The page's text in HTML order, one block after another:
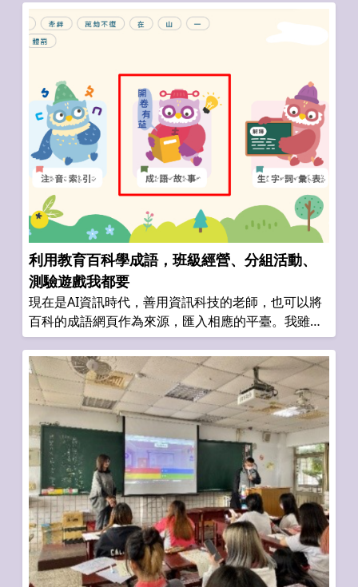
利用教育百科學成語，班級經營、分組活動、
測驗遊戲我都要
現在是AI資訊時代，善用資訊科技的老師，也可以將
百科的成語網頁作為來源，匯入相應的平臺。我雖然
還在學習中，但也試著以低年級為例，將百科內成語
網頁匯入NotebookLM，並給予指令即可生成簡單的
填空字